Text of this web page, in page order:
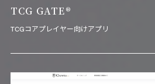
TCG GATE®
TCGコアプレイヤー向けアプリ